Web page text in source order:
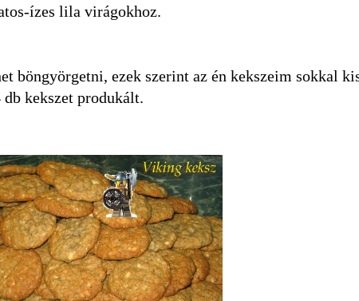
ízes lila virágokhoz.
böngyörgetni, ezek szerint az én kekszeim sokkal
db kekszet produkált.